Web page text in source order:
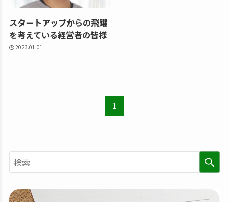
スタートアップからの飛躍
を考えている経営者の皆様
2023.01.01
1